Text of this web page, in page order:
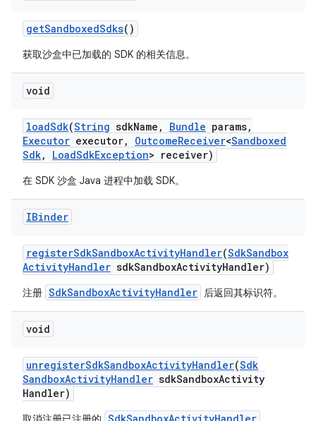
getSandboxedSdks()
获取沙盒中已加载的 SDK 的相关信息。
void
loadSdk(String sdkName , Bundle params,
Executor executor, OutcomeReceiver<Sandboxed
Sdk, LoadSdkException> receiver)
在 SDK 沙盒 Java 进程中加载 SDK。
IBinder
registerSdkSandboxActivityHandler(SdkSandbox
ActivityHandler sdkSandboxActivityHandler)
注册 SdkSandboxActivityHandler 后返回其标识符。
void
unregisterSdkSandboxActivityHandler(Sdk
SandboxActivityHandler sdkSandboxActivity
Handler)